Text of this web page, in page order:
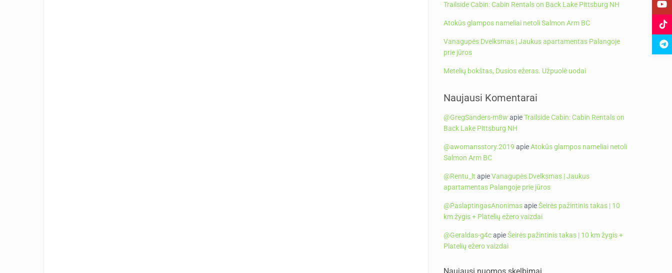
Trailside Cabin: Cabin Rentals on Back Lake Pittsburg NH
Atokūs glampos nameliai netoli Salmon Arm BC
Vanagupės Dvelksmas | Jaukus apartamentas Palangoje
prie jūros
Metelių bokštas, Dusios ežeras. Užpuolė uodai
Naujausi Komentarai
@GregSanders-m8w apieTrailside Cabin: Cabin Rentals on
Back Lake Pittsburg NH
@awomansstory.2019 apieAtokūs glampos nameliai netoli
Salmon Arm BC
@Rentu_lt apieVanagupės Dvelksmas | Jaukus
apartamentas Palangoje prie jūros
@PaslaptingasAnonimasapieŠeirės pažintinis takas | 10
km žygis + Platelių ežero vaizdai
@Geraldas-g4capieŠeirės pažintinis takas | 10 km žygis +
Platelių ežero vaizdai